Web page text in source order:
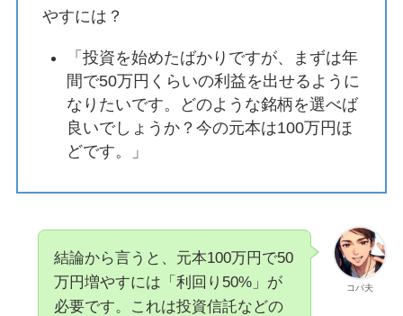
やすには？
「投資を始めたばかりですが、まずは年
間で50万円くらいの利益を出せるように
なりたいです。どのような銘柄を選べば
良いでしょうか？今の元本は100万円ほ
どです。」
コバ夫
結論から言うと、元本100万円で50
万円増やすには「利回り50%」が
必要です。これは投資信託などの